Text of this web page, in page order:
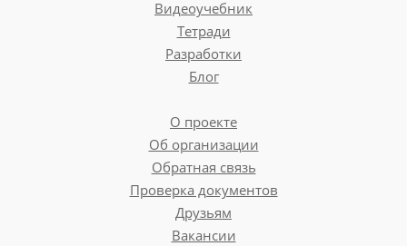
Видеоучебник
Тетради
Разработки
Блог
О проекте
Об организации
Обратная связь
Проверка документов
Друзьям
Вакансии